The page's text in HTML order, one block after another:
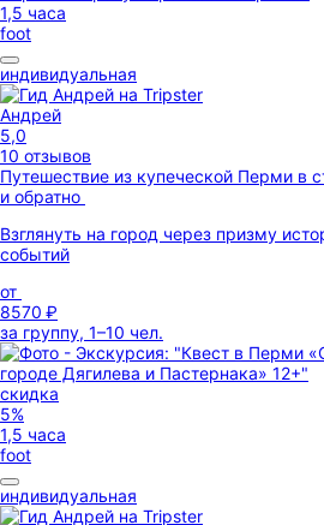
1,5 часа
foot
индивидуальная
Андрей
5,0
10 отзывов
Путешествие из купеческой Перми в
и обратно
Взглянуть на город через призму
событий
от
8570 ₽
за группу, 1–10 чел.
скидка
5%
1,5 часа
foot
индивидуальная